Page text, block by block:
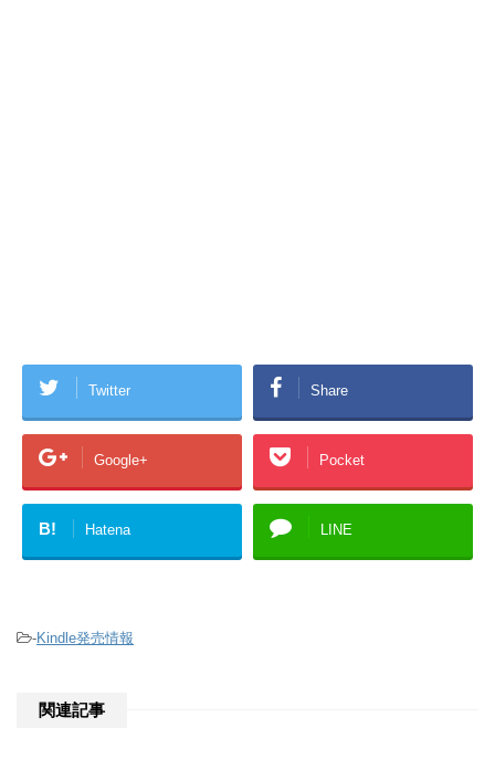
Twitter Share
Google+ Pocket
B! Hatena LINE
-Kindle発売情報
関連記事